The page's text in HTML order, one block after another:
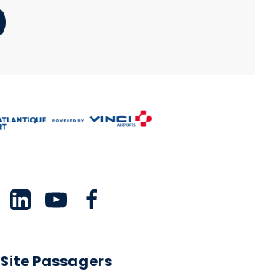
Site Passagers